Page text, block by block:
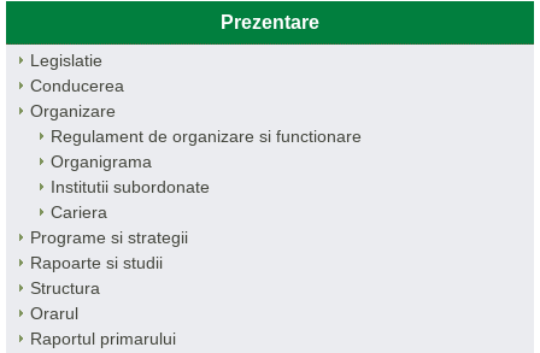
Prezentare
Legislatie
Conducerea
Organizare
Regulament de organizare si functionare
Organigrama
Institutii subordonate
Cariera
Programe si strategii
Rapoarte si studii
Structura
Orarul
Raportul primarului